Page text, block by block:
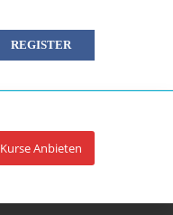
REGISTER
Kurse Anbieten